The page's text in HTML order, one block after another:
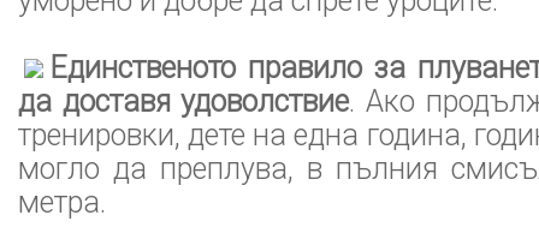
Единственото правило за
да доставя удоволствие. Ако
тренировки, дете на една година,
могло да преплува, в пълния
метра.